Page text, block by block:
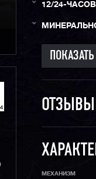
12/24-
МЕХАНИЗМ